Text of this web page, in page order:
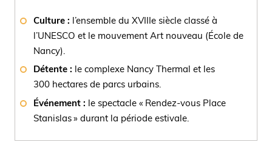
Culture : l’ensemble du XVIIIe siècle classé à
l’UNESCO et le mouvement Art nouveau (École de
Nancy).
Détente : le complexe Nancy Thermal et les
300 hectares de parcs urbains.
Événement : le spectacle « Rendez-vous Place
Stanislas » durant la période estivale.